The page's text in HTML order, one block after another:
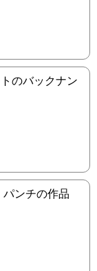
のバックナン
パンチの作品